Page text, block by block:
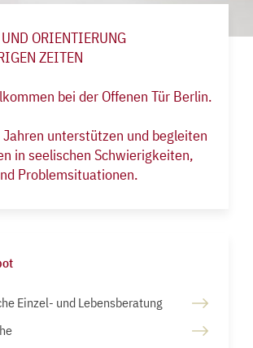
und Begleitung
ORIENTIERUNG
ZEITEN
bei der Offenen Tür Berlin.
unterstützen und begleiten
in seelischen Schwierigkeiten,
Problemsituationen.
Einzel- und Lebensberatung